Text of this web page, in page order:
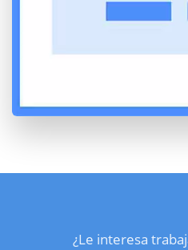
¿Le interesa